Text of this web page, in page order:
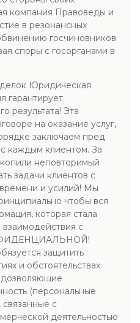
компания Правоведы и
в резонансных
госчиновников
споры с госорганами в
Юридическая
гарантирует
результата! Эта
на оказание услуг,
заключаем пред
каждым клиентом. За
неповторимый
задачи клиентов с
и усилий! Мы
чтобы вся
которая стала
с
защитить
и обстоятельствах
дозволяющие
(персональные
с
деятельностью